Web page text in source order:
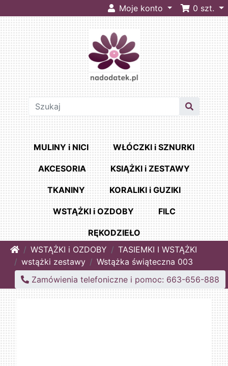
Moje konto 0 szt.
MULINY i NICI WŁÓCZKI i SZNURKI
AKCESORIA KSIĄŻKI i ZESTAWY
TKANINY KORALIKI i GUZIKI
WSTĄŻKI i OZDOBY FILC
RĘKODZIEŁO
HomeWSTĄŻKI i OZDOBY
TASIEMKI I WSTĄŻKI
wstążki zestawy
Wstążka świąteczna 003
Zamówienia telefoniczne i pomoc: 663-656-888